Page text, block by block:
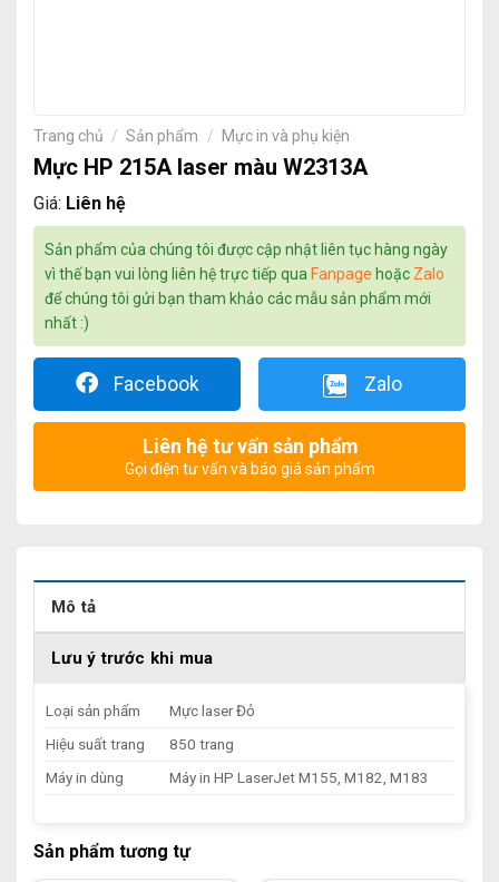
Trang chủ / Sản phẩm / Mực in và phụ kiện
Mực HP 215A laser màu W2313A
Giá: Liên hệ
Sản phẩm của chúng tôi được cập nhật liên tục hàng ngày
vì thế bạn vui lòng liên hệ trực tiếp qua Fanpage hoặc Zalo
để chúng tôi gửi bạn tham khảo các mẫu sản phẩm mới
nhất :)
Facebook Zalo
Liên hệ tư vấn sản phẩm
Gọi điện tư vấn và báo giá sản phẩm
Mô tả
Lưu ý trước khi mua
Loại sản phẩm
Mực laser Đỏ
Hiệu suất trang
850 trang
Máy in dùng
Máy in HP LaserJet M155, M182, M183
Sản phẩm tương tự